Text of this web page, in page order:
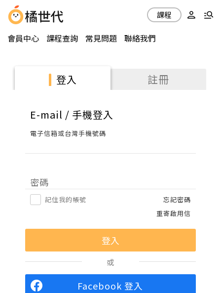
會員中心 課程查詢 常見問題 聯絡我們
課程
登入 註冊
E-mail / 手機登入
電子信箱或台灣手機號碼
密碼
記住我的帳號
忘記密碼
重寄啟用信
或
Facebook 登入